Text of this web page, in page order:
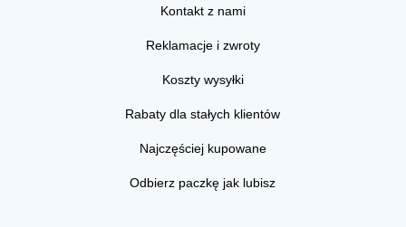
Kontakt z nami
Reklamacje i zwroty
Koszty wysyłki
Rabaty dla stałych klientów
Najczęściej kupowane
Odbierz paczkę jak lubisz